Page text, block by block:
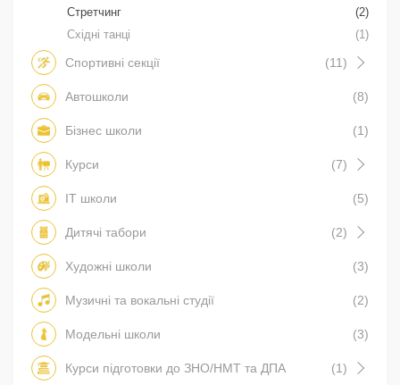
Стретчинг
(2)
Східні танці
(1)
Спортивні секції (11)
Автошколи (8)
Бізнес школи (1)
Курси (7)
IT школи (5)
Дитячі табори (2)
Художні школи (3)
Музичні та вокальні студії (2)
Модельні школи (3)
Курси підготовки до ЗНО/НМТ та ДПА (1)